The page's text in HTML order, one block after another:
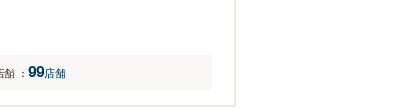
舗 ： 99店舗